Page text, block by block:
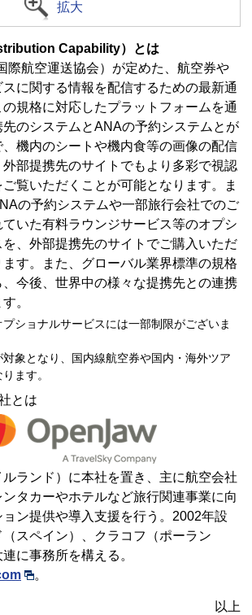
拡大
Capability）とは
際航空運送協会）が定めた、航空券や
に関する情報を配信するための最新通
規格に対応したプラットフォームを通
先のシステムとANAの予約システムとが
機内のシートや機内食等の画像の配信
外部提携先のサイトでもより多彩で視認
覧いただくことが可能となります。ま
の予約システムや一部旅行会社でのご
いた有料ラウンジサービス等のオプシ
を、外部提携先のサイトでご購入いただ
す。また、グローバル業界標準の規格
今後、世界中の様々な提携先との連携
。
ショナルサービスには一部制限がございま
象となり、国内線航空券や国内・海外ツア
ます。
とは
ランド）に本社を置き、主に航空会社
タカーやホテルなど旅行関連事業に向
ン提供や導入支援を行う。2002年設
スペイン）、クラコフ（ポーラン
に事務所を構える。
。
以上